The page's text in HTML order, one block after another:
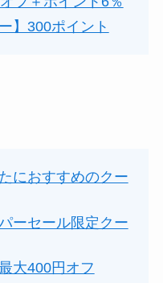
】300ポイント
におすすめのクー
ーセール限定クー
大400円オフ